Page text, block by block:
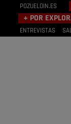
POZUELOIN.ES
+ POR
ENTREVISTAS